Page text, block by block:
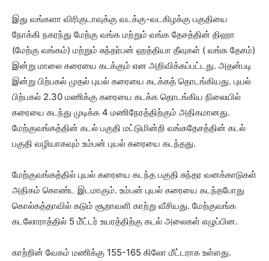
இது வங்களா விரிகுடாவுக்கு வடக்கு-வடகிழக்கு பகுதியை
நோக்கி நகரந்து மேற்கு வங்க மற்றும் வங்க தேசத்தின் திஹா
(மேற்கு வங்கம்) மற்றும் சுந்தர்பன் ஹத்தியா தீவுகள் ( வங்க தேசம்)
இன்று மாலை கரையை கடக்கும் என அறிவிக்கப்பட்டது. அதன்படி
இன்று பிற்பகல் முதல் புயல் கரையை கடக்கத் தொடங்கியது. புயல்
பிற்பகல் 2.30 மணிக்கு கரையை கடக்க தொடங்கிய நிலையில்
கரையை கடந்து முடிக்க 4 மணிநேரத்திற்கும் அதிகமானது.
மேற்குவங்கத்தின் கடல் பகுதி மட்டுமின்றி வங்கதேசத்தின் கடல்
பகுதி வழியாகவும் உம்பன் புயல் கரையை கடந்தது.
மேற்குவங்கத்தில் புயல் கரையை கடந்த பகுதி சுந்தர வனக்காடுகள்
அதிகம் கொண்ட இடமாகும். உம்பன் புயல் கரையை கடந்தபோது
கொல்கத்தாவில் கடும் சூறாவளி காற்று வீசியது. மேற்குவங்க
கடலோராத்தில் 5 மீ்ட்டர் உயரத்திற்கு கடல் அலைகள் எழுப்பின.
காற்றின் வேகம் மணிக்கு 155-165 கிலோ மீட்டராக உள்ளது.